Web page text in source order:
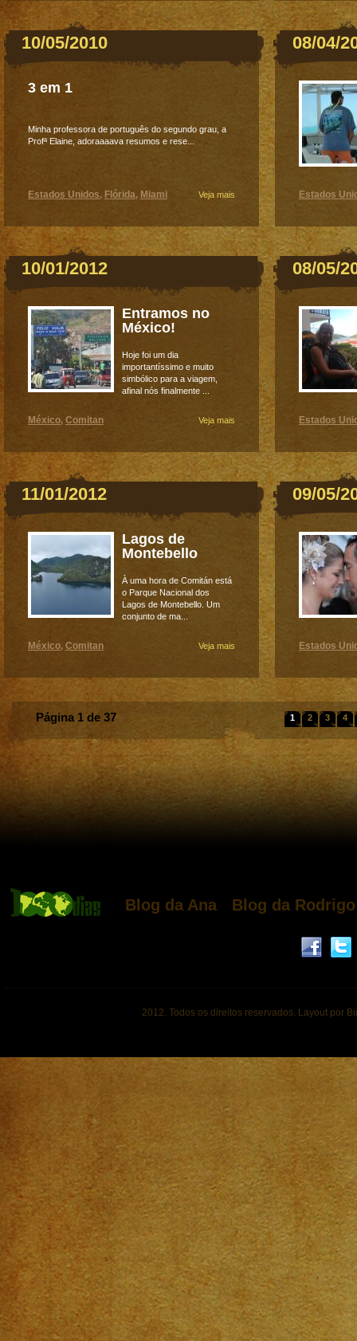
10/05/2010
3 em 1
Minha professora de português do segundo grau, a
Profª Elaine, adoraaaava resumos e rese...
Veja mais
Estados Unidos, Flórida, Miami
10/01/2012
Entramos no
México!
Hoje foi um dia
importantíssimo e muito
simbólico para a viagem,
afinal nós finalmente ...
Veja mais
México, Comitan
11/01/2012
Lagos de
Montebello
À uma hora de Comitán está
o Parque Nacional dos
Lagos de Montebello. Um
conjunto de ma...
Veja mais
México, Comitan
08/04/
Estados
08/05/
Estados
09/05/
Estados
1 2 3 4
Página 1 de 37
Blog da Ana Blog da Rodrigo
2012. Todos os direitos reservados. Layout por